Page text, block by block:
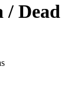
/ Dead